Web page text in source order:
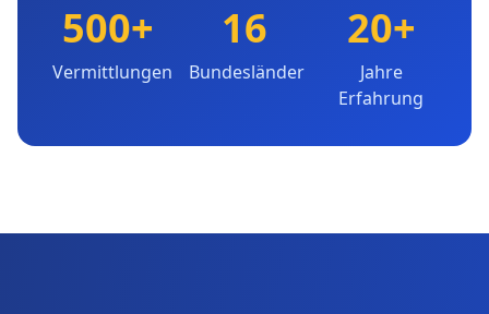
500+
Vermittlungen
16
Bundesländer
20+
Jahre
Erfahrung